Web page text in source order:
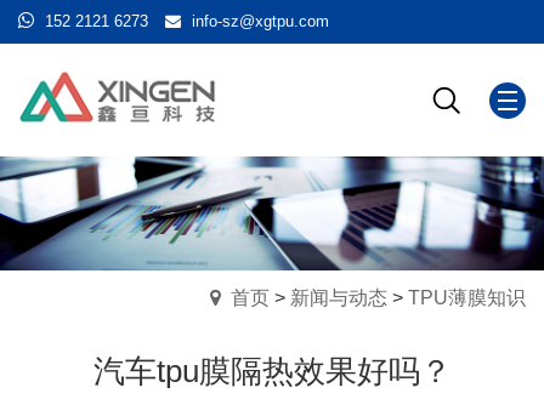
152 2121 6273 info-sz@xgtpu.com
首页 > 新闻与动态 > TPU薄膜知识
汽车tpu膜隔热效果好吗？